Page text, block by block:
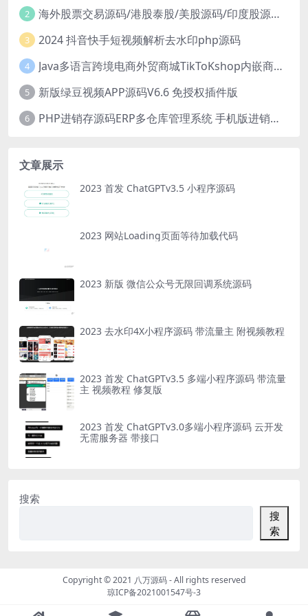
2 海外股票交易源码/港股泰股/美股源码/印度股源码/马拉西亚股票源码/国际股票配资
3 2024 抖音快手短视频解析去水印php源码
4 Java多语言跨境电商外贸商城TikToKshop内嵌商城I商家入驻I一键铺
5 新版绿豆视频APP源码V6.6 免授权插件版
6 PHP进销存源码ERP多仓库管理系统 手机版进销存 php网络版进销存小程序
文章展示
2023 首发 ChatGPTv3.5 小程序源码
2023 网站Loading页面等待加载代码
2023 新版 微信公众号无限回调系统源码
2023 去水印4X小程序源码 带流量主 附视频教程
2023 首发 ChatGPTv3.5 多端小程序源码 带流量
主 视频教程 修复版
2023 首发 ChatGPTv3.0多端小程序源码 云开发
无需服务器 带接口
搜索
搜
索
Copyright © 2021 八万源码- All rights reserved
琼ICP备2021001547号-3